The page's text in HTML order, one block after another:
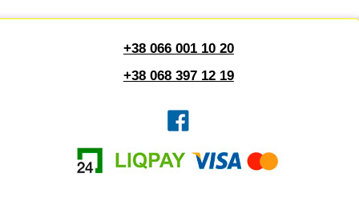
+38 066 001 10 20
+38 068 397 12 19